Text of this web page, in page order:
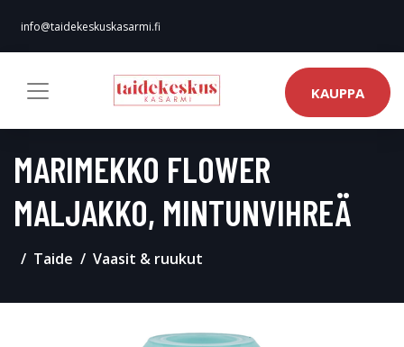
info@taidekeskuskasarmi.fi
KAUPPA
MARIMEKKO FLOWER
MALJAKKO, MINTUNVIHREÄ
Taide Vaasit & ruukut